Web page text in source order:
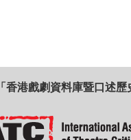
「香港戲劇資料庫暨口述